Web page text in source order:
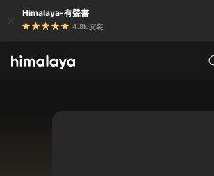
Himalaya-有聲書
4.8k 安裝